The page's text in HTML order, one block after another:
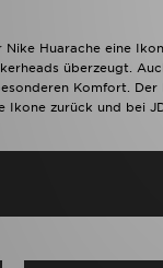
Huarache eine
überzeugt.
Komfort.
Ikone zurück und bei